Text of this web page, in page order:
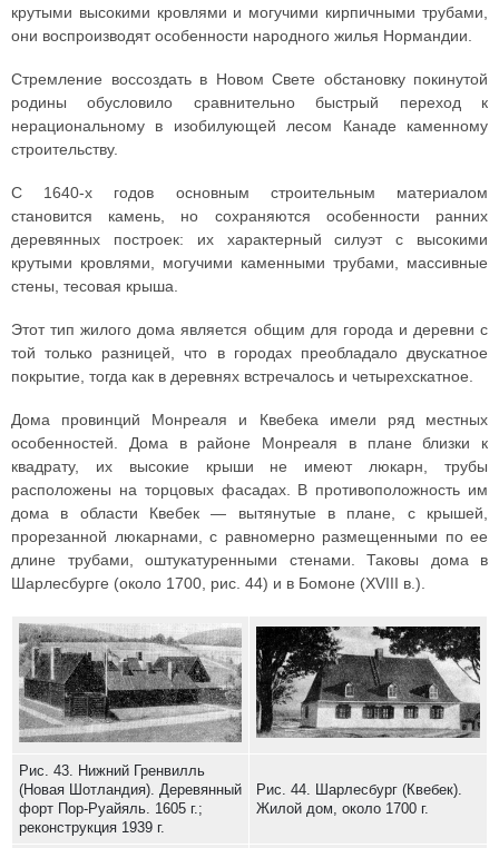
крутыми высокими кровлями и могучими кирпичными трубами,
они воспроизводят особенности народного жилья Нормандии.
Стремление воссоздать в Новом Свете обстановку покинутой
родины обусловило сравнительно быстрый переход к
нерациональному в изобилующей лесом Канаде каменному
строительству.
С 1640-х годов основным строительным материалом
становится камень, но сохраняются особенности ранних
деревянных построек: их характерный силуэт с высокими
крутыми кровлями, могучими каменными трубами, массивные
стены, тесовая крыша.
Этот тип жилого дома является общим для города и деревни с
той только разницей, что в городах преобладало двускатное
покрытие, тогда как в деревнях встречалось и четырехскатное.
Дома провинций Монреаля и Квебека имели ряд местных
особенностей. Дома в районе Монреаля в плане близки к
квадрату, их высокие крыши не имеют люкарн, трубы
расположены на торцовых фасадах. В противоположность им
дома в области Квебек — вытянутые в плане, с крышей,
прорезанной люкарнами, с равномерно размещенными по ее
длине трубами, оштукатуренными стенами. Таковы дома в
Шарлесбурге (около 1700, рис. 44) и в Бомоне (XVIII в.).
Рис. 43. Нижний Гренвилль
(Новая Шотландия). Деревянный
форт Пор-Руайяль. 1605 г.;
реконструкция 1939 г.
Рис. 44. Шарлесбург (Квебек).
Жилой дом, около 1700 г.